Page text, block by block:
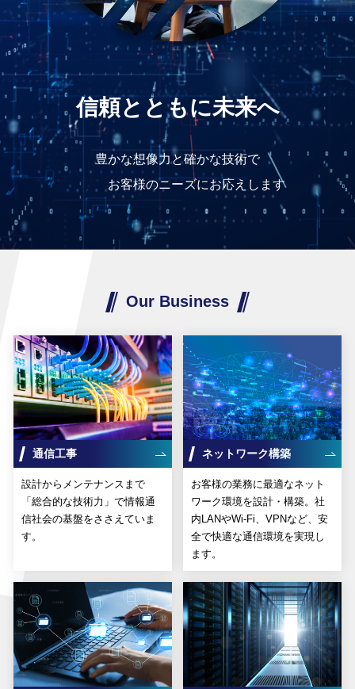
信頼とともに未来へ
豊かな想像力と確かな技術で
お客様のニーズにお応えします
Our Business
通信工事
設計からメンテナンスまで
「総合的な技術力」で情報通
信社会の基盤をささえていま
す。
ネットワーク構築
お客様の業務に最適なネット
ワーク環境を設計・構築。社
内LANやWi-Fi、VPNなど、安
全で快適な通信環境を実現し
ます。